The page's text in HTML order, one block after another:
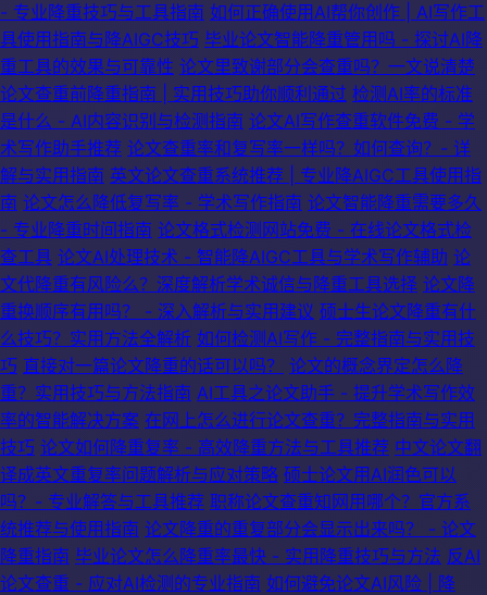
- 专业降重技巧与工具指南 如何正确使用AI帮你创作 | AI写作工
具使用指南与降AIGC技巧 毕业论文智能降重管用吗 - 探讨AI降
重工具的效果与可靠性 论文里致谢部分会查重吗？一文说清楚
论文查重前降重指南 | 实用技巧助你顺利通过 检测AI率的标准
是什么 - AI内容识别与检测指南 论文AI写作查重软件免费 - 学
术写作助手推荐 论文查重率和复写率一样吗？如何查询？- 详
解与实用指南 英文论文查重系统推荐 | 专业降AIGC工具使用指
南 论文怎么降低复写率 - 学术写作指南 论文智能降重需要多久
- 专业降重时间指南 论文格式检测网站免费 - 在线论文格式检
查工具 论文AI处理技术 - 智能降AIGC工具与学术写作辅助 论
文代降重有风险么？深度解析学术诚信与降重工具选择 论文降
重换顺序有用吗？ - 深入解析与实用建议 硕士生论文降重有什
么技巧？实用方法全解析 如何检测AI写作 - 完整指南与实用技
巧 直接对一篇论文降重的话可以吗？
论文的概念界定怎么降
重？实用技巧与方法指南 AI工具之论文助手 - 提升学术写作效
率的智能解决方案 在网上怎么进行论文查重？完整指南与实用
技巧 论文如何降重复率 - 高效降重方法与工具推荐 中文论文翻
译成英文重复率问题解析与应对策略 硕士论文用AI润色可以
吗？- 专业解答与工具推荐 职称论文查重知网用哪个？官方系
统推荐与使用指南 论文降重的重复部分会显示出来吗？ - 论文
降重指南 毕业论文怎么降重率最快 - 实用降重技巧与方法 反AI
论文查重 - 应对AI检测的专业指南 如何避免论文AI风险 | 降